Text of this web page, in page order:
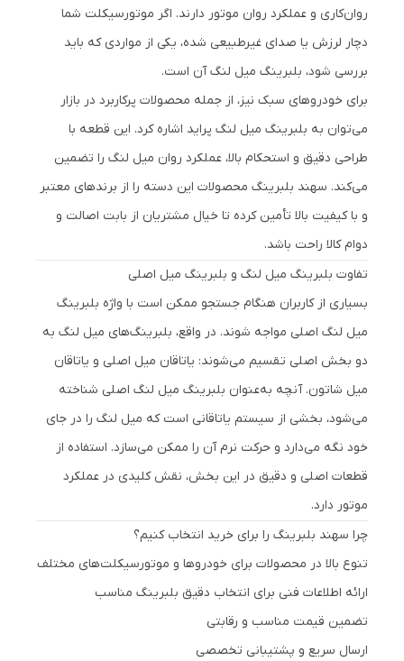
روان‌کاری و عملکرد روان موتور دارند. اگر موتورسیکلت شما
دچار لرزش یا صدای غیرطبیعی شده، یکی از مواردی که باید
بررسی شود، بلبرینگ میل لنگ آن است.
برای خودروهای سبک نیز، از جمله محصولات پرکاربرد در بازار
می‌توان به بلبرینگ میل لنگ پراید اشاره کرد. این قطعه با
طراحی دقیق و استحکام بالا، عملکرد روان میل لنگ را تضمین
می‌کند. سهند بلبرینگ محصولات این دسته را از برندهای معتبر
و با کیفیت بالا تأمین کرده تا خیال مشتریان از بابت اصالت و
دوام کالا راحت باشد.
تفاوت بلبرینگ میل لنگ و بلبرینگ میل اصلی
بسیاری از کاربران هنگام جستجو ممکن است با واژه بلبرینگ
میل لنگ اصلی مواجه شوند. در واقع، بلبرینگ‌های میل لنگ به
دو بخش اصلی تقسیم می‌شوند: یاتاقان میل اصلی و یاتاقان
میل شاتون. آنچه به‌عنوان بلبرینگ میل لنگ اصلی شناخته
می‌شود، بخشی از سیستم یاتاقانی است که میل لنگ را در جای
خود نگه می‌دارد و حرکت نرم آن را ممکن می‌سازد. استفاده از
قطعات اصلی و دقیق در این بخش، نقش کلیدی در عملکرد
موتور دارد.
چرا سهند بلبرینگ را برای خرید انتخاب کنیم؟
تنوع بالا در محصولات برای خودروها و موتورسیکلت‌های مختلف
ارائه اطلاعات فنی برای انتخاب دقیق بلبرینگ مناسب
تضمین قیمت مناسب و رقابتی
ارسال سریع و پشتیبانی تخصصی